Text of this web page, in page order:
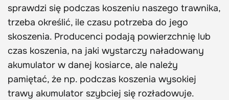
sprawdzi się podczas koszeniu naszego trawnika,
trzeba określić, ile czasu potrzeba do jego
skoszenia. Producenci podają powierzchnię lub
czas koszenia, na jaki wystarczy naładowany
akumulator w danej kosiarce, ale należy
pamiętać, że np. podczas koszenia wysokiej
trawy akumulator szybciej się rozładowuje.